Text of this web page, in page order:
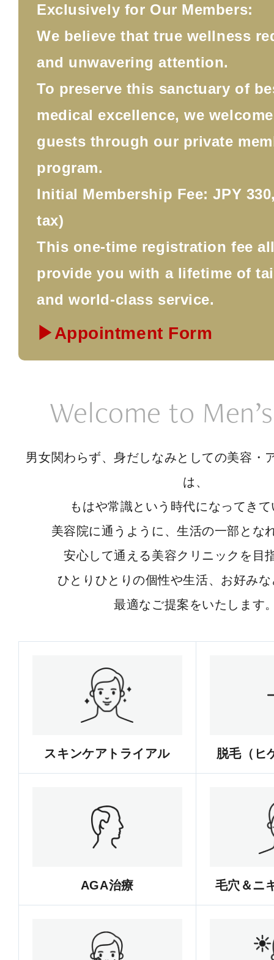
Exclusively for Our Members:
We believe that true wellness
and unwavering attention.
To preserve this sanctuary of
medical excellence, we
guests through our private
program.
Initial Membership Fee: JPY
tax)
This one-time registration fee
provide you with a lifetime of
and world-class service.
▶Appointment Form
Welcome to
男女関わらず、身だしなみとしての美容・
は、
もはや常識という時代になってき
美容院に通うように、生活の一部とな
安心して通える美容クリニックを目
ひとりひとりの個性や生活、お好み
最適なご提案をいたします
スキンケアトライアル 脱毛（ヒ
AGA治療 毛穴＆ニ